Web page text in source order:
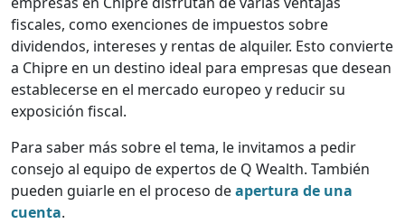
fiscales, como exenciones de impuestos sobre
dividendos, intereses y rentas de alquiler. Esto convierte
a Chipre en un destino ideal para empresas que desean
establecerse en el mercado europeo y reducir su
exposición fiscal.
Para saber más sobre el tema, le invitamos a pedir
consejo al equipo de expertos de Q Wealth. También
pueden guiarle en el proceso deapertura de una
cuenta.